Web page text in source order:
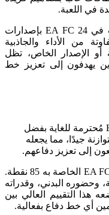
في اللعبة.
بشكل عام، تتوفر بطاقة إيمريك لابورت في EA FC 24 بإصدارات
من الأداء والجاذبية
أو الإصدار الخاص، تظل
يهدفون إلى تعزيز خط
تُعتبر بطاقة إيمريك لابورت في EA FC 24 مُحترمة للغاية بفضل
جيدًا، مما يجعله
إلى تعزيز دفاعهم.
يبلغ التقييم العام للابورت في بطاقة EA FC 24 الخاصة به 85 نقطة.
وحضوره البدني، وقدراته
هذا التقييم العالي بين
أي خط دفاع بفعالية.